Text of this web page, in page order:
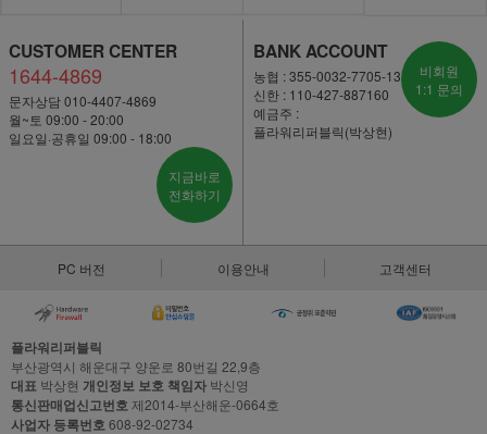
CUSTOMER CENTER
1644-4869
문자상담 010-4407-4869
월~토 09:00 - 20:00
일요일·공휴일 09:00 - 18:00
지금바로
전화하기
BANK ACCOUNT
농협 : 355-0032-7705-13
신한 : 110-427-887160
예금주 :
플라워리퍼블릭(박상현)
비회원
1:1 문의
PC 버전 이용안내 고객센터
플라워리퍼블릭
부산광역시 해운대구 양운로 80번길 22,9층
대표 박상현 개인정보 보호 책임자 박신영
통신판매업신고번호제2014-부산해운-0664호
사업자 등록번호608-92-02734